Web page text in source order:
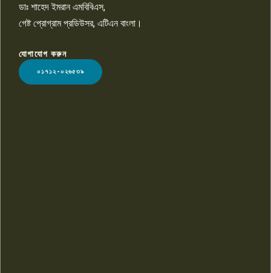
LOGO
ডাঃ শাহেদ ইমরান এমবিবিএস,
গেষ্ট প্রোগ্রাম প্রডিউসর, এটিএন বাংলা।
যোগাযোগ করুন
০১৭১২-০২৬৫৩৯